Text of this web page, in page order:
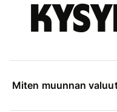
Miten muunnan